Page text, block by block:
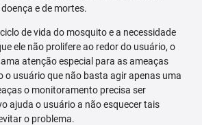
e de mortes.
de vida do mosquito e a necessidade
ele não prolifere ao redor do usuário, o
atenção especial para as ameaças
o usuário que não basta agir apenas uma
o monitoramento precisa ser
ajuda o usuário a não esquecer tais
o problema.